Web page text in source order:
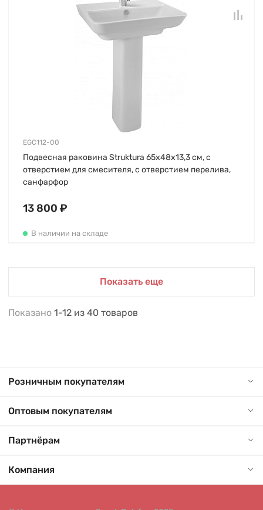
EGC112-00
Подвесная раковина Struktura 65х48х13,3 см, с
отверстием для смесителя, с отверстием перелива,
санфарфор
13 800 ₽
В наличии на складе
Показать еще
Показано 1-12 из 40 товаров
Розничным покупателям
Оптовым покупателям
Партнёрам
Компания